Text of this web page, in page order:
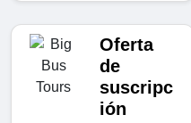
Oferta
de
suscripc
ión